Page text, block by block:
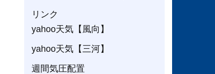
リンク
yahoo天気【風向】
yahoo天気【三河】
週間気圧配置